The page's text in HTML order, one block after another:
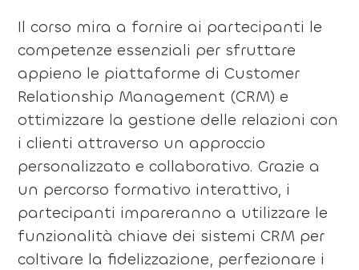
Il corso mira a fornire ai partecipanti le
competenze essenziali per sfruttare
appieno le piattaforme di Customer
Relationship Management (CRM) e
ottimizzare la gestione delle relazioni con
i clienti attraverso un approccio
personalizzato e collaborativo. Grazie a
un percorso formativo interattivo, i
partecipanti impareranno a utilizzare le
funzionalità chiave dei sistemi CRM per
coltivare la fidelizzazione, perfezionare i